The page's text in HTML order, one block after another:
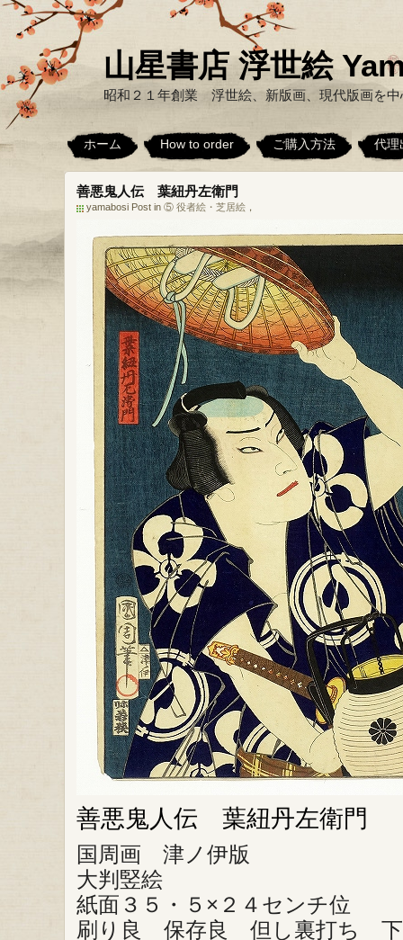
山星書店 浮世絵
昭和２１年創業 浮世絵、新版画、現代版画を
ホーム How to order ご購入方法 代理
善悪鬼人伝 葉紐丹左衛門
yamabosi Post in ⑤ 役者絵・芝居絵 ，
善悪鬼人伝 葉紐丹左衛門
国周画 津ノ伊版
大判竪絵
紙面３５・５×２４センチ位
刷り良 保存良 但し裏打ち 下